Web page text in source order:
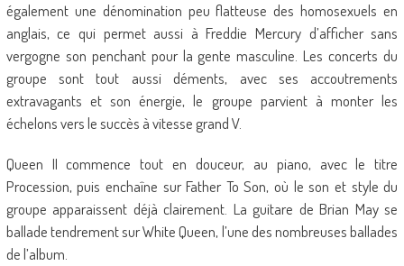
également une dénomination peu flatteuse des homosexuels en
anglais, ce qui permet aussi à Freddie Mercury d’afficher sans
vergogne son penchant pour la gente masculine. Les concerts du
groupe sont tout aussi déments, avec ses accoutrements
extravagants et son énergie, le groupe parvient à monter les
échelons vers le succès à vitesse grand V.
Queen II commence tout en douceur, au piano, avec le titre
Procession, puis enchaîne sur Father To Son, où le son et style du
groupe apparaissent déjà clairement. La guitare de Brian May se
ballade tendrement sur White Queen, l’une des nombreuses ballades
de l’album.